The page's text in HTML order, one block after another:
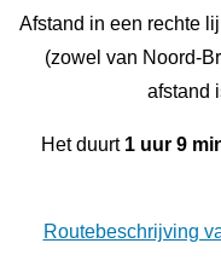
Afstand in een rechte
(zowel van Noord-
afstand
Het duurt 1 uur 9
Routebeschrijving